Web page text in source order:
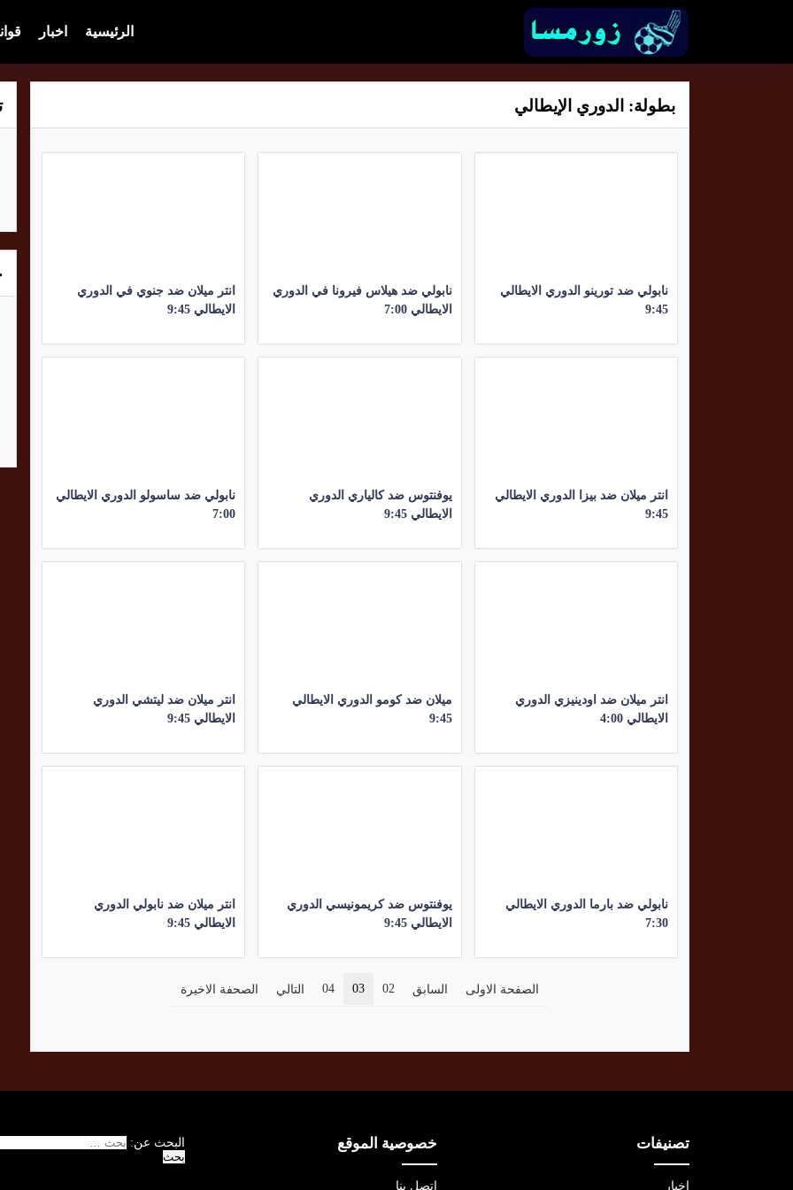
الرئيسية اخبار
بطولة: الدوري الإيطالي
نابولي ضد تورينو الدوري الايطالي
9:45
نابولي ضد هيلاس فيرونا في الدوري
الايطالي 7:00
انتر ميلان ضد جنوي في الدوري
الايطالي 9:45
انتر ميلان ضد بيزا الدوري الايطالي
9:45
يوفنتوس ضد كالياري الدوري
الايطالي 9:45
نابولي ضد ساسولو الدوري الايطالي
7:00
انتر ميلان ضد اودينيزي الدوري
الايطالي 4:00
ميلان ضد كومو الدوري الايطالي
9:45
انتر ميلان ضد ليتشي الدوري
الايطالي 9:45
نابولي ضد بارما الدوري الايطالي
7:30
يوفنتوس ضد كريمونيسي الدوري
الايطالي 9:45
انتر ميلان ضد نابولي الدوري
الايطالي 9:45
الصفحة الاولى السابق 02
03
04 التالي الصحفة الاخيرة
تصنيفات
اخبار
خصوصية الموقع
اتصل بنا
البحث عن: